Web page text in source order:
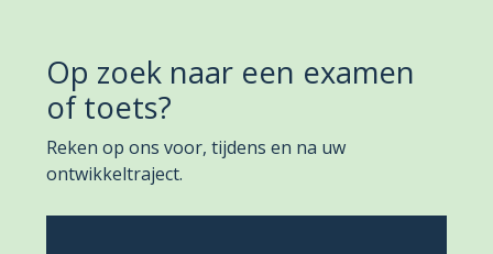
Op zoek naar een examen
of toets?
Reken op ons voor, tijdens en na uw
ontwikkeltraject.